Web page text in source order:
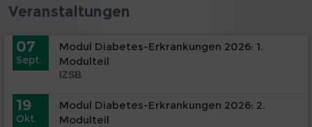
Veranstaltungen
07
Sept.
Modul Diabetes-Erkrankungen 2026: 1.
Modulteil
IZSB
19
Okt.
Modul Diabetes-Erkrankungen 2026: 2.
Modulteil